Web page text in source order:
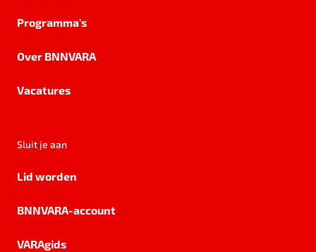
Programma's
Over BNNVARA
Vacatures
Sluit je aan
Lid worden
BNNVARA-account
VARAgids